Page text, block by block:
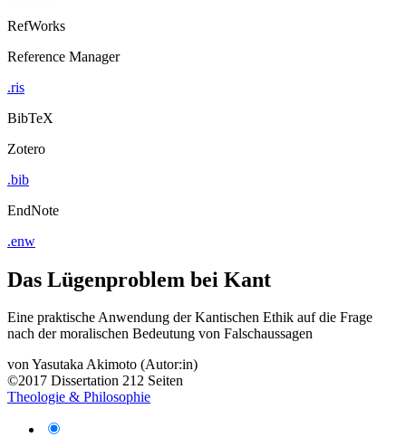
RefWorks
Reference Manager
.ris
BibTeX
Zotero
.bib
EndNote
.enw
Das Lügenproblem bei Kant
Eine praktische Anwendung der Kantischen Ethik auf die Frage
nach der moralischen Bedeutung von Falschaussagen
vonYasutaka Akimoto (Autor:in)
©2017 Dissertation 212 Seiten
Theologie & Philosophie